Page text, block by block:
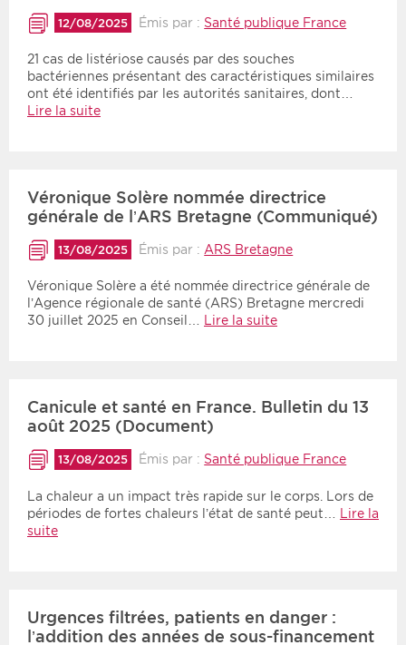
12/08/2025 Émis par : Santé publique France
21 cas de listériose causés par des souches
bactériennes présentant des caractéristiques similaires
ont été identifiés par les autorités sanitaires, dont…
Lire la suite
Véronique Solère nommée directrice
générale de l’ARS Bretagne (Communiqué)
13/08/2025 Émis par : ARS Bretagne
Véronique Solère a été nommée directrice générale de
l’Agence régionale de santé (ARS) Bretagne mercredi
30 juillet 2025 en Conseil… Lire la suite
Canicule et santé en France. Bulletin du 13
août 2025 (Document)
13/08/2025 Émis par : Santé publique France
La chaleur a un impact très rapide sur le corps. Lors de
périodes de fortes chaleurs l’état de santé peut…
Lire la
suite
Urgences filtrées, patients en danger :
l’addition des années de sous-financement